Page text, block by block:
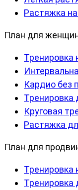
Растяжка
План для
Тренировка
Кардио без
Тренировка
Круговая
Растяжка
План для
Тренировка
Тренировка